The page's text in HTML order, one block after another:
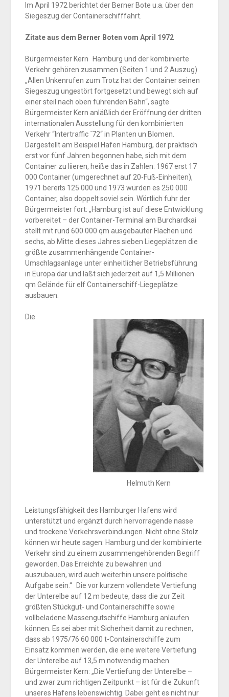
Im April 1972 berichtet der Berner Bote u.a. über den
Siegeszug der Containerschifffahrt.
Zitate aus dem Berner Boten vom April 1972
Bürgermeister Kern Hamburg und der kombinierte
Verkehr gehören zusammen (Seiten 1 und 2 Auszug)
„Allen Unkenrufen zum Trotz hat der Container seinen
Siegeszug ungestört fortgesetzt und bewegt sich auf
einer steil nach oben führenden Bahn“, sagte
Bürgermeister Kern anläßlich der Eröffnung der dritten
internationalen Ausstellung für den kombinierten
Verkehr “Intertraffic ´72“ in Planten un Blomen.
Dargestellt am Beispiel Hafen Hamburg, der praktisch
erst vor fünf Jahren begonnen habe, sich mit dem
Container zu liieren, heiße das in Zahlen: 1967 erst 17
000 Container (umgerechnet auf 20-Fuß-Einheiten),
1971 bereits 125 000 und 1973 würden es 250 000
Container, also doppelt soviel sein. Wörtlich fuhr der
Bürgermeister fort: „Hamburg ist auf diese Entwicklung
vorbereitet – der Container-Terminal am Burchardkai
stellt mit rund 600 000 qm ausgebauter Flächen und
sechs, ab Mitte dieses Jahres sieben Liegeplätzen die
größte zusammenhängende Container-
Umschlagsanlage unter einheitlicher Betriebsführung
in Europa dar und läßt sich jederzeit auf 1,5 Millionen
qm Gelände für elf Containerschiff-Liegeplätze
ausbauen.
Helmuth Kern
Die
Leistungsfähigkeit des Hamburger Hafens wird
unterstützt und ergänzt durch hervorragende nasse
und trockene Verkehrsverbindungen. Nicht ohne Stolz
können wir heute sagen: Hamburg und der kombinierte
Verkehr sind zu einem zusammengehörenden Begriff
geworden. Das Erreichte zu bewahren und
auszubauen, wird auch weiterhin unsere politische
Aufgabe sein.“ Die vor kurzem vollendete Vertiefung
der Unterelbe auf 12 m bedeute, dass die zur Zeit
größten Stückgut- und Containerschiffe sowie
vollbeladene Massengutschiffe Hamburg anlaufen
können. Es sei aber mit Sicherheit damit zu rechnen,
dass ab 1975/76 60 000 t-Containerschiffe zum
Einsatz kommen werden, die eine weitere Vertiefung
der Unterelbe auf 13,5 m notwendig machen.
Bürgermeister Kern: „Die Vertiefung der Unterelbe –
und zwar zum richtigen Zeitpunkt – ist für die Zukunft
unseres Hafens lebenswichtig. Dabei geht es nicht nur